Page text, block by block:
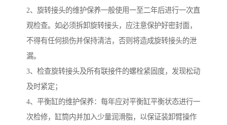
2、旋转接头的维护保养一般使用一至二年后进行一次直
观检查。如必须拆卸旋转接头，应注意保护好密封面，
不得有任何损伤并保持清洁，否则将造成旋转接头的泄
漏。
3、检查旋转接头及所有联接件的螺栓紧固度，发现松动
及时紧定；
4、平衡缸的维护保养：每年应对平衡缸平衡状态进行一
次检修，缸筒内并加入少量润滑脂，以保证装卸臂操作